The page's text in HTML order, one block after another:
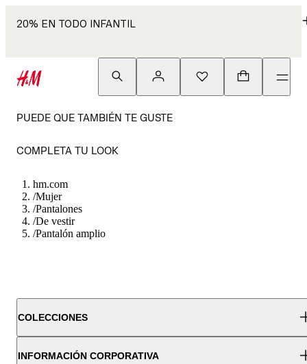
20% EN TODO INFANTIL
PUEDE QUE TAMBIÉN TE GUSTE
COMPLETA TU LOOK
hm.com
/Mujer
/Pantalones
/De vestir
/Pantalón amplio
COLECCIONES
INFORMACIÓN CORPORATIVA